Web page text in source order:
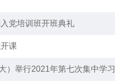
党培训班开班典礼
课
）举行2021年第七次集中学习